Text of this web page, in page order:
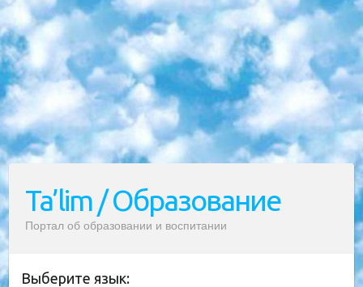
Ta’lim / Образование
Портал об образовании и воспитании
Выберите язык: